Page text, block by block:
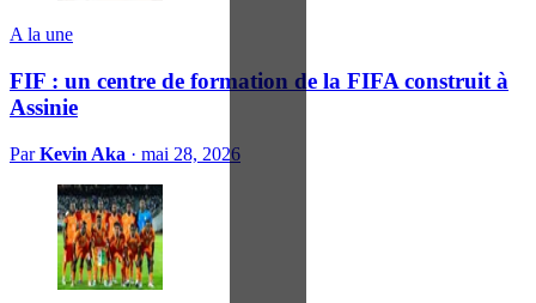
A la une
FIF : un centre de formation de la FIFA construit à
Assinie
ParKevin Aka · mai 28, 2026